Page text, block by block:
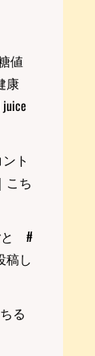
値
康
ト
こち
と #
稿し
る